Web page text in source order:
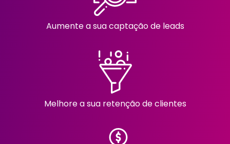
Aumente a sua captação de leads
Melhore a sua retenção de clientes